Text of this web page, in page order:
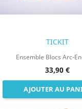
TICKIT
Ensemble Blocs Arc-
33,90 €
AJOUTER AU